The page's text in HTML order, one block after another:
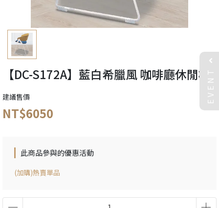
【DC-S172A】藍白希臘風 咖啡廳休閒椅
建議售價
NT$6050
此商品參與的優惠活動
(加購)熱賣單品
EVENT